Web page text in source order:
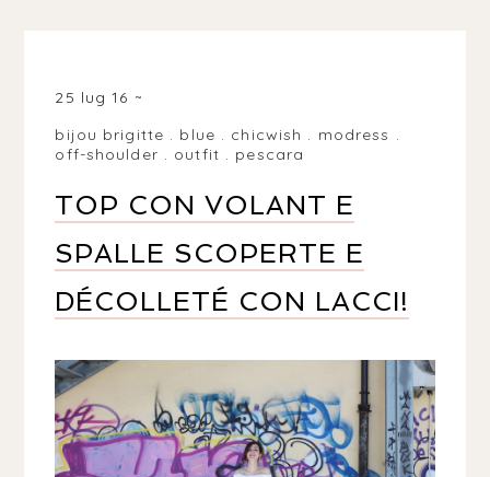
25 lug 16
bijou brigitte . blue . chicwish . modress .
off-shoulder . outfit . pescara
TOP CON VOLANT E
SPALLE SCOPERTE E
DÉCOLLETÉ CON LACCI!